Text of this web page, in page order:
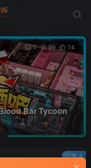
Bar Tycoon
0 99 14
已售 4